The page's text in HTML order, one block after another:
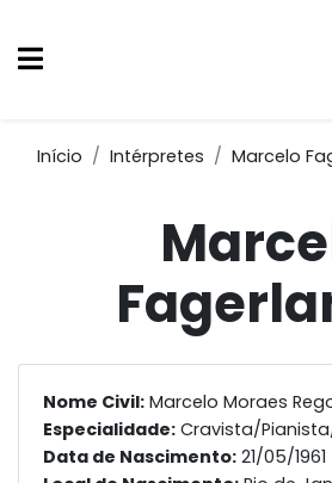
Início Intérpretes Marcelo
Nome Civil: Marcelo Moraes
Especialidade: Cravista/
Data de Nascimento: 21/05/1961